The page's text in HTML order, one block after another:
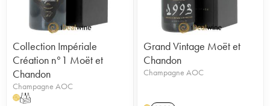
Collection Impériale
Création n°1 Moët et
Chandon
Champagne AOC
HT
Grand Vintage Moët et
Chandon
Champagne AOC